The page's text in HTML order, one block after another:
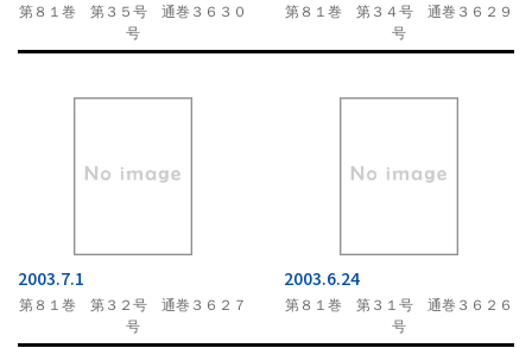
第８１巻 第３５号 通巻３６３０
号
第８１巻 第３４号 通巻３６２９
号
2003.7.1
第８１巻 第３２号 通巻３６２７
号
2003.6.24
第８１巻 第３１号 通巻３６２６
号